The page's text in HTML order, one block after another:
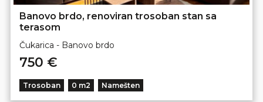
Banovo brdo, renoviran trosoban stan sa
terasom
Čukarica - Banovo brdo
750 €
Trosoban 0 m2 Namešten